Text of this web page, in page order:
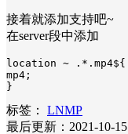
接着就添加支持吧~
在server段中添加
location ~ .*.mp4${
mp4;
}
标签：
LNMP
最后更新：2021-10-15